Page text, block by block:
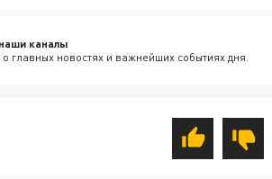
каналы
главных новостях и важнейших событиях дня.